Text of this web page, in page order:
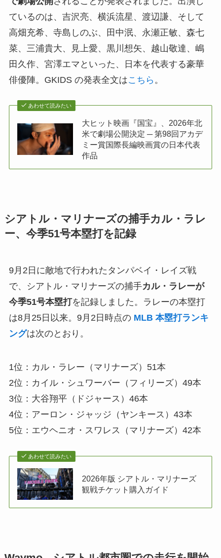
ているのは、吉沢亮、横浜流星、渡辺謙、そして
高畑充希、寺島しのぶ、田中泯、永瀬正敏、森七
菜、三浦貴大、見上愛、黒川想矢、越山敬達、嶋
田久作、宮澤エマといった、日本を代表する豪華
俳優陣。GKIDS の発表全文はこちら 。
あわせて読みたい
大ヒット映画『国宝』、2026年北
米で劇場公開決定 ─ 第98回アカデ
ミー賞国際長編映画賞の日本代表
作品
シアトル・マリナーズの捕手カル・ラレ
ー、今季51号本塁打を記録
9月2日に敵地で行われたタンパベイ・レイズ戦
で、シアトル・マリナーズの捕手カル・ラレーが
今季51号本塁打を記録しました。ラレーの本塁打
は8月25日以来。9月2日時点の MLB 本塁打ランキ
ングは次のとおり。
1位：カル・ラレー（マリナーズ）51本
2位：カイル・シュワーバー（フィリーズ）49本
3位：大谷翔平（ドジャース）46本
4位：アーロン・ジャッジ（ヤンキース）43本
5位：エウヘニオ・スワレス（マリナーズ）42本
あわせて読みたい
2026年版 シアトル・マリナーズ
観戦チケット購入ガイド